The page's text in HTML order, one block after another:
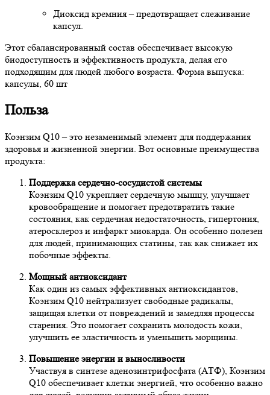
Диоксид кремния – предотвращает слеживание
капсул.
Этот сбалансированный состав обеспечивает высокую
биодоступность и эффективность продукта, делая его
подходящим для людей любого возраста. Форма выпуска:
капсулы, 60 шт
Польза
Коэнзим Q10 – это незаменимый элемент для поддержания
здоровья и жизненной энергии. Вот основные преимущества
продукта:
Поддержка сердечно-сосудистой системы
Коэнзим Q10 укрепляет сердечную мышцу, улучшает
кровообращение и помогает предотвратить такие
состояния, как сердечная недостаточность, гипертония,
атеросклероз и инфаркт миокарда. Он особенно полезен
для людей, принимающих статины, так как снижает их
побочные эффекты.
Мощный антиоксидант
Как один из самых эффективных антиоксидантов,
Коэнзим Q10 нейтрализует свободные радикалы,
защищая клетки от повреждений и замедляя процессы
старения. Это помогает сохранить молодость кожи,
улучшить ее эластичность и уменьшить морщины.
Повышение энергии и выносливости
Участвуя в синтезе аденозинтрифосфата (АТФ), Коэнзим
Q10 обеспечивает клетки энергией, что особенно важно